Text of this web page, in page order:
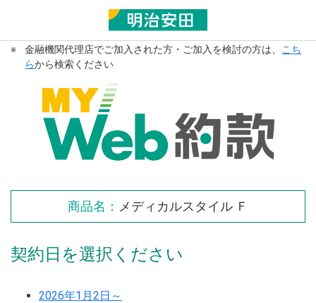
※ 金融機関代理店でご加入された方・ご加入を検討の方は、
こち
らから検索ください
商品名： メディカルスタイル Ｆ
契約日を選択ください
2026年1月2日～